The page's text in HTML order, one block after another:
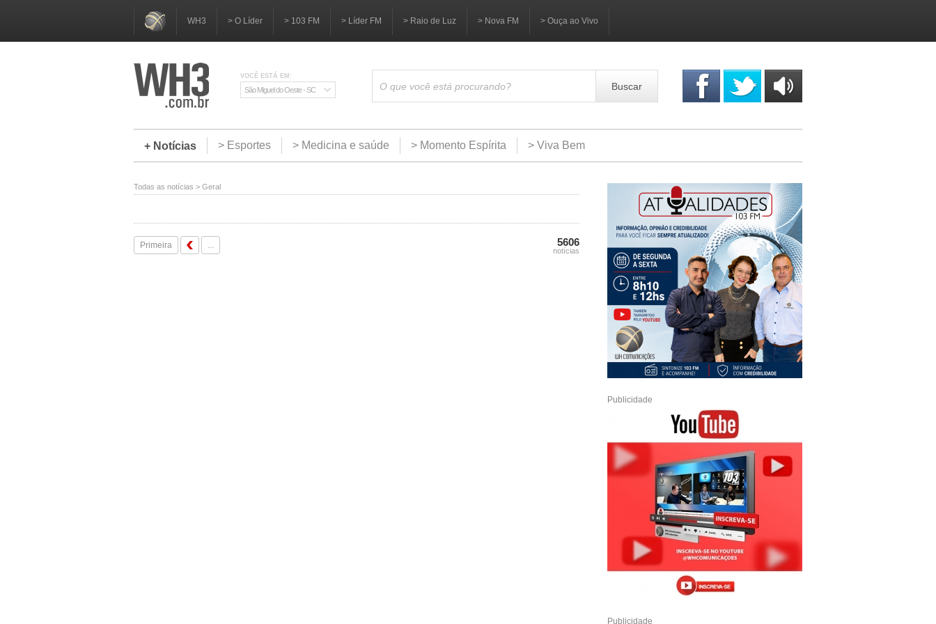
WH3 > O Líder > 103 FM > Líder FM > Raio de Luz > Nova FM > Ouça ao Vivo
VOCÊ ESTÁ EM:
São Miguel do Oeste - SC Buscar
+ Notícias
> Esportes > Medicina e saúde > Momento Espírita > Viva Bem
Todas as notícias > Geral
Primeira ... 5606
notícias
Publicidade
Publicidade